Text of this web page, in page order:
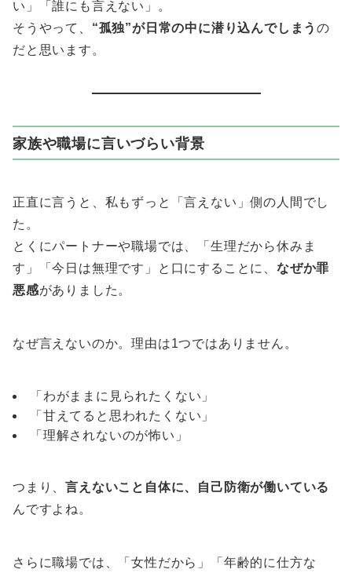
い」「誰にも言えない」。
そうやって、 “孤独”が日常の中に潜り込んでしまうの
だと思います。
家族や職場に言いづらい背景
正直に言うと、私もずっと「言えない」側の人間でし
た。
とくにパートナーや職場では、「生理だから休みま
す」「今日は無理です」と口にすることに、 なぜか罪
悪感がありました。
なぜ言えないのか。理由は1つではありません。
「わがままに見られたくない」
「甘えてると思われたくない」
「理解されないのが怖い」
つまり、言えないこと自体に、自己防衛が働いている
んですよね。
さらに職場では、「女性だから」「年齢的に仕方な